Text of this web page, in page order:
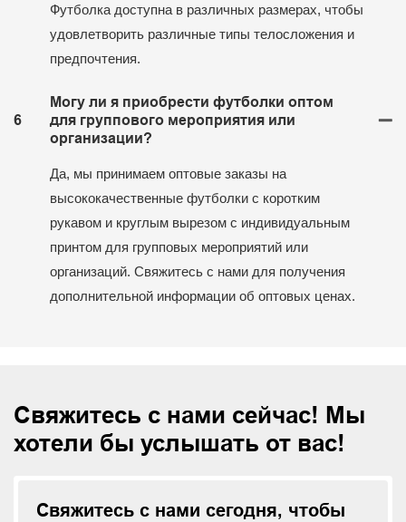
Футболка доступна в различных размерах, чтобы
удовлетворить различные типы телосложения и
предпочтения.
6
Могу ли я приобрести футболки оптом
для группового мероприятия или
организации?
Да, мы принимаем оптовые заказы на
высококачественные футболки с коротким
рукавом и круглым вырезом с индивидуальным
принтом для групповых мероприятий или
организаций. Свяжитесь с нами для получения
дополнительной информации об оптовых ценах.
Свяжитесь с нами сейчас! Мы
хотели бы услышать от вас!
Свяжитесь с нами сегодня, чтобы